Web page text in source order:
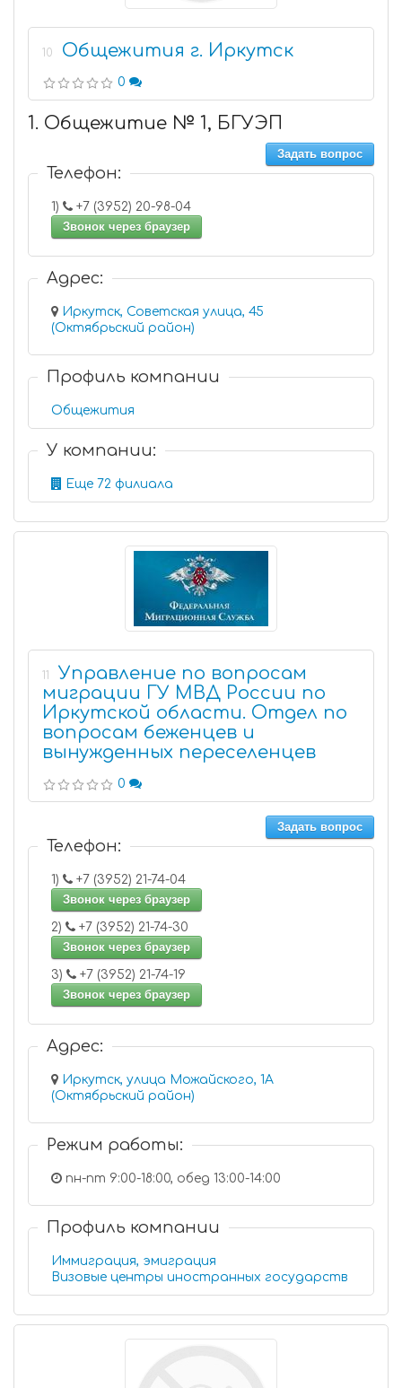
10 Общежития г. Иркутск
0
1. Общежитие № 1, БГУЭП
Задать вопрос
Телефон:
1)
+7 (3952) 20-98-04
Звонок через браузер
Адрес:
Иркутск, Советская улица, 45
(Октябрьский район)
Профиль компании
Общежития
У компании:
Еще 72 филиала
11
Управление по вопросам
миграции ГУ МВД России по
Иркутской области. Отдел по
вопросам беженцев и
вынужденных переселенцев
0
Задать вопрос
Телефон:
1)
+7 (3952) 21-74-04
Звонок через браузер
2)
+7 (3952) 21-74-30
Звонок через браузер
3)
+7 (3952) 21-74-19
Звонок через браузер
Адрес:
Иркутск, улица Можайского, 1А
(Октябрьский район)
Режим работы:
пн-пт 9:00-18:00, обед 13:00-14:00
Профиль компании
Иммиграция, эмиграция
Визовые центры иностранных государств